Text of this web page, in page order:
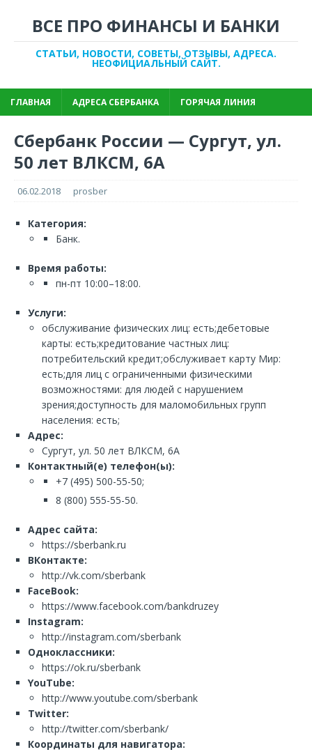
ВСЕ ПРО ФИНАНСЫ И БАНКИ
СТАТЬИ, НОВОСТИ, СОВЕТЫ, ОТЗЫВЫ, АДРЕСА.
НЕОФИЦИАЛЬНЫЙ САЙТ.
ГЛАВНАЯ АДРЕСА СБЕРБАНКА ГОРЯЧАЯ ЛИНИЯ
Сбербанк России — Сургут, ул.
50 лет ВЛКСМ, 6А
06.02.2018 prosber
Категория:
Банк.
Время работы:
пн-пт 10:00–18:00.
Услуги:
обслуживание физических лиц: есть;дебетовые
карты: есть;кредитование частных лиц:
потребительский кредит;обслуживает карту Мир:
есть;для лиц с ограниченными физическими
возможностями: для людей с нарушением
зрения;доступность для маломобильных групп
населения: есть;
Адрес:
Сургут, ул. 50 лет ВЛКСМ, 6А
Контактный(е) телефон(ы):
+7 (495) 500-55-50;
8 (800) 555-55-50.
Адрес сайта:
https://sberbank.ru
ВКонтакте:
http://vk.com/sberbank
FaceBook:
https://www.facebook.com/bankdruzey
Instagram:
http://instagram.com/sberbank
Одноклассники:
https://ok.ru/sberbank
YouTube:
http://www.youtube.com/sberbank
Twitter:
http://twitter.com/sberbank/
Координаты для навигатора: